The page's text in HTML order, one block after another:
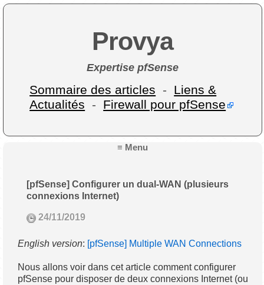
Provya
Expertise pfSense
Sommaire des articles - Liens &
Actualités - Firewall pour pfSense
≡ Menu
[pfSense] Configurer un dual-WAN (plusieurs
connexions Internet)
24/11/2019
English version: [pfSense] Multiple WAN Connections
Nous allons voir dans cet article comment configurer
pfSense pour disposer de deux connexions Internet (ou